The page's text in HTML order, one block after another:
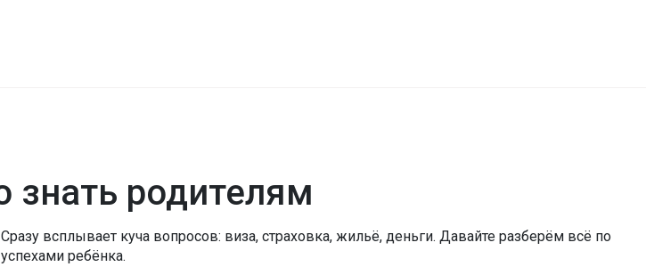
знать родителям
всплывает куча вопросов: виза, страховка, жильё, деньги. Давайте разберём всё по
ребёнка.